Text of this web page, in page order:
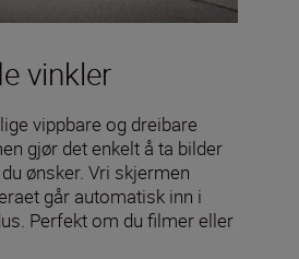
vinkler
vippbare og dreibare
gjør det enkelt å ta bilder
ønsker. Vri skjermen
går automatisk inn i
Perfekt om du filmer eller